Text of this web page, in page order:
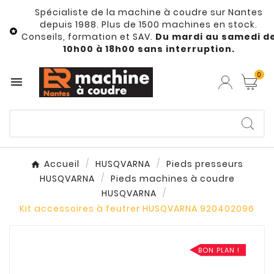

Spécialiste de la machine à coudre sur Nantes
depuis 1988. Plus de 1500 machines en stock.
Conseils, formation et SAV. Du mardi au samedi
10h00 à 18h00 sans interruption.
 0
Accueil HUSQVARNA
Pieds presseurs
HUSQVARNA
Pieds machines à coudre
HUSQVARNA
Kit accessoires à feutrer HUSQVARNA 920402096
BON PLAN !